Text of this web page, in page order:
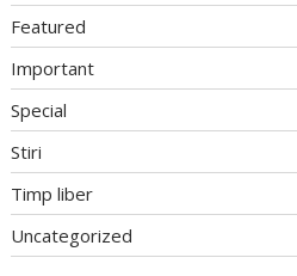
Featured
Important
Special
Stiri
Timp liber
Uncategorized